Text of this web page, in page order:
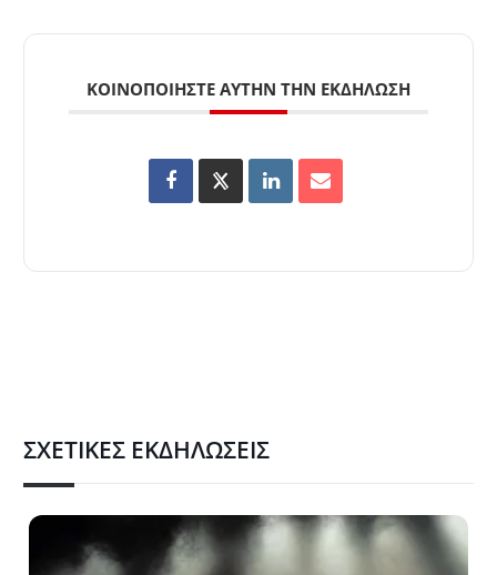
ΚΟΙΝΟΠΟΙΉΣΤΕ ΑΥΤΉΝ ΤΗΝ ΕΚΔΉΛΩΣΗ
ΣΧΕΤΙΚΈΣ ΕΚΔΗΛΏΣΕΙΣ